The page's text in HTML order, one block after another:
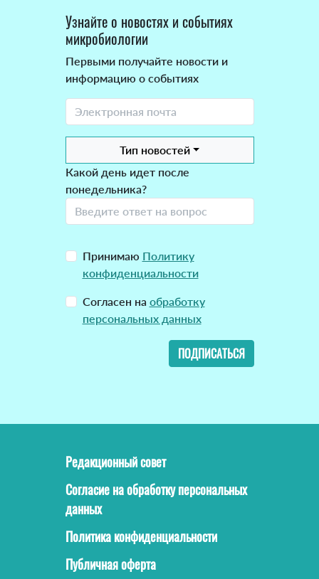
Узнайте о новостях и событиях
микробиологии
Первыми получайте новости и
информацию о событиях
Тип новостей
Какой день идет после
понедельника?
Принимаю Политику
конфиденциальности
Согласен на обработку
персональных данных
ПОДПИСАТЬСЯ
Редакционный совет
Согласие на обработку персональных
данных
Политика конфиденциальности
Публичная оферта